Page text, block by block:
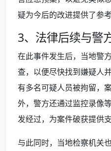
疑为今后的改进提供了参考
3、法律后续与警
在此事件发生后，当地警
查，以便尽快找到嫌疑人
有多名可疑人员被拘留，
外，警方还通过监控录像
发经过，为案件破获提供支
与此同时，当地检察机关